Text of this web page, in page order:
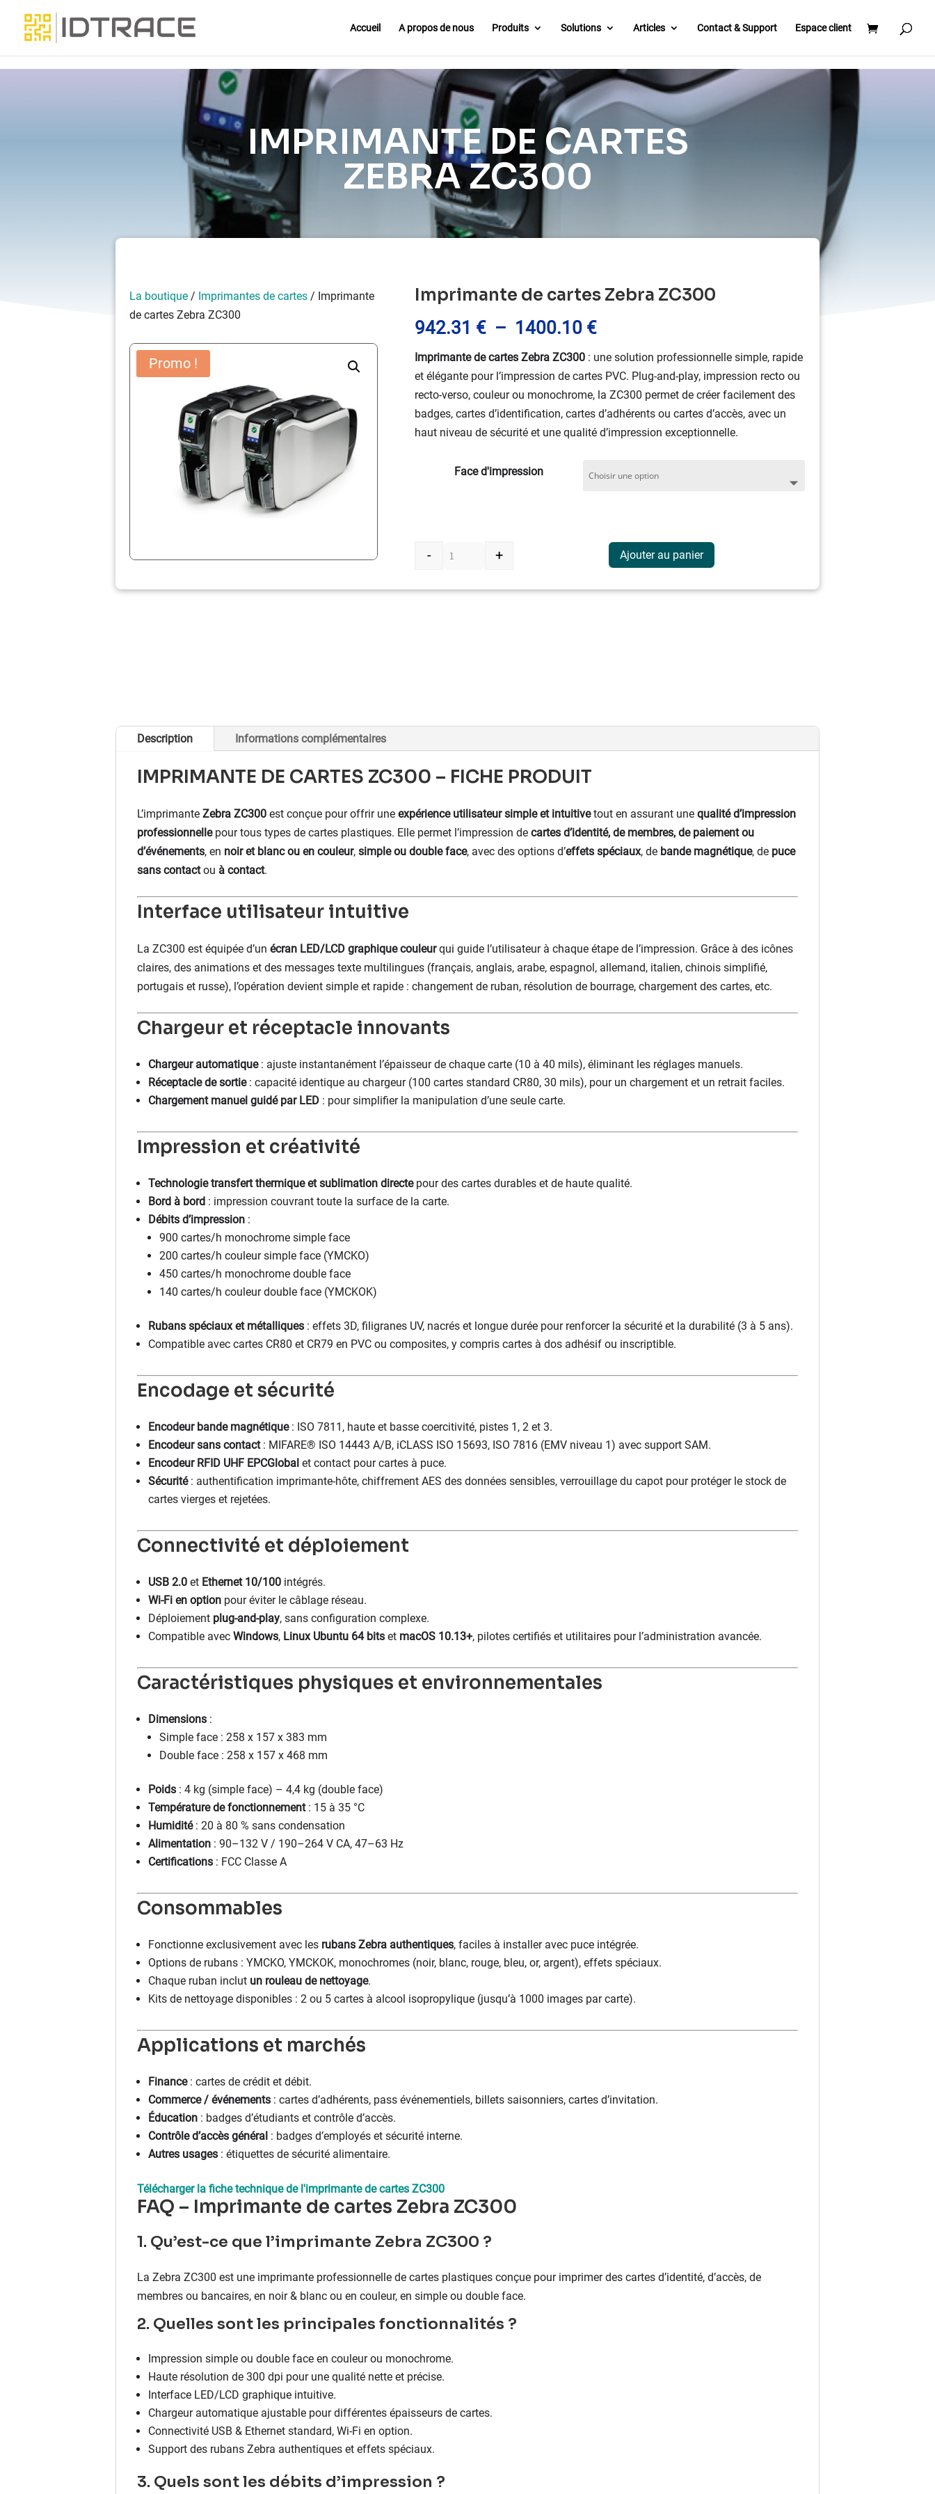
Accueil A propos de nous Produits Solutions Articles Contact & Support Espace client
IMPRIMANTE DE CARTES
ZEBRA ZC300
La boutique / Imprimantes de cartes / Imprimante
de cartes Zebra ZC300
Promo !
Imprimante de cartes Zebra ZC300
942.31 € – 1400.10 €Plage
prix :
942.31 €
à
1400.10 €
Imprimante de cartes Zebra ZC300 : une solution professionnelle simple, rapide
et élégante pour l’impression de cartes PVC. Plug-and-play, impression recto ou
recto-verso, couleur ou monochrome, la ZC300 permet de créer facilement des
badges, cartes d’identification, cartes d’adhérents ou cartes d’accès, avec un
haut niveau de sécurité et une qualité d’impression exceptionnelle.
Face d'impression
quantité de Imprimante de cartes Zebra ZC300
- + Ajouter au panier
Description Informations complémentaires
IMPRIMANTE DE CARTES ZC300 – FICHE PRODUIT
L’imprimante Zebra ZC300 est conçue pour offrir une expérience utilisateur simple et intuitivetout en assurant une qualité d’impression
professionnellepour tous types de cartes plastiques. Elle permet l’impression de cartes d’identité, de membres, de paiement ou
d’événements, en noir et blanc ou en couleur, simple ou double face, avec des options d’effets spéciaux, de bande magnétique, de puce
sans contactou à contact.
Interface utilisateur intuitive
La ZC300 est équipée d’un écran LED/LCD graphique couleurqui guide l’utilisateur à chaque étape de l’impression. Grâce à des icônes
claires, des animations et des messages texte multilingues (français, anglais, arabe, espagnol, allemand, italien, chinois simplifié,
portugais et russe), l’opération devient simple et rapide : changement de ruban, résolution de bourrage, chargement des cartes, etc.
Chargeur et réceptacle innovants
Chargeur automatique: ajuste instantanément l’épaisseur de chaque carte (10 à 40 mils), éliminant les réglages manuels.
Réceptacle de sortie: capacité identique au chargeur (100 cartes standard CR80, 30 mils), pour un chargement et un retrait faciles.
Chargement manuel guidé par LED : pour simplifier la manipulation d’une seule carte.
Impression et créativité
Technologie transfert thermique et sublimation directepour des cartes durables et de haute qualité.
Bord à bord : impression couvrant toute la surface de la carte.
Débits d’impression :
900 cartes/h monochrome simple face
200 cartes/h couleur simple face (YMCKO)
450 cartes/h monochrome double face
140 cartes/h couleur double face (YMCKOK)
Rubans spéciaux et métalliques : effets 3D, filigranes UV, nacrés et longue durée pour renforcer la sécurité et la durabilité (3 à 5 ans).
Compatible avec cartes CR80 et CR79 en PVC ou composites, y compris cartes à dos adhésif ou inscriptible.
Encodage et sécurité
Encodeur bande magnétique: ISO 7811, haute et basse coercitivité, pistes 1, 2 et 3.
Encodeur sans contact: MIFARE® ISO 14443 A/B, iCLASS ISO 15693, ISO 7816 (EMV niveau 1) avec support SAM.
Encodeur RFID UHF EPCGlobal et contact pour cartes à puce.
Sécurité: authentification imprimante-hôte, chiffrement AES des données sensibles, verrouillage du capot pour protéger le stock de
cartes vierges et rejetées.
Connectivité et déploiement
USB 2.0 et Ethernet 10/100 intégrés.
Wi-Fi en option pour éviter le câblage réseau.
Déploiement plug-and-play, sans configuration complexe.
Compatible avec Windows, Linux Ubuntu 64 bits et macOS 10.13+, pilotes certifiés et utilitaires pour l’administration avancée.
Caractéristiques physiques et environnementales
Dimensions :
Simple face : 258 x 157 x 383 mm
Double face : 258 x 157 x 468 mm
Poids : 4 kg (simple face) – 4,4 kg (double face)
Température de fonctionnement: 15 à 35 °C
Humidité: 20 à 80 % sans condensation
Alimentation : 90–132 V / 190–264 V CA, 47–63 Hz
Certifications : FCC Classe A
Consommables
Fonctionne exclusivement avec les rubans Zebra authentiques, faciles à installer avec puce intégrée.
Options de rubans : YMCKO, YMCKOK, monochromes (noir, blanc, rouge, bleu, or, argent), effets spéciaux.
Chaque ruban inclut un rouleau de nettoyage.
Kits de nettoyage disponibles : 2 ou 5 cartes à alcool isopropylique (jusqu’à 1000 images par carte).
Applications et marchés
Finance: cartes de crédit et débit.
Commerce / événements : cartes d’adhérents, pass événementiels, billets saisonniers, cartes d’invitation.
Éducation : badges d’étudiants et contrôle d’accès.
Contrôle d’accès général : badges d’employés et sécurité interne.
Autres usages : étiquettes de sécurité alimentaire.
Télécharger la fiche technique de l'imprimante de cartes ZC300
FAQ – Imprimante de cartes Zebra ZC300
1. Qu’est-ce que l’imprimante Zebra ZC300 ?
La Zebra ZC300 est une imprimante professionnelle de cartes plastiques conçue pour imprimer des cartes d’identité, d’accès, de
membres ou bancaires, en noir & blanc ou en couleur, en simple ou double face.
2. Quelles sont les principales fonctionnalités ?
Impression simple ou double face en couleur ou monochrome.
Haute résolution de 300 dpi pour une qualité nette et précise.
Interface LED/LCD graphique intuitive.
Chargeur automatique ajustable pour différentes épaisseurs de cartes.
Connectivité USB & Ethernet standard, Wi-Fi en option.
Support des rubans Zebra authentiques et effets spéciaux.
3. Quels sont les débits d’impression ?